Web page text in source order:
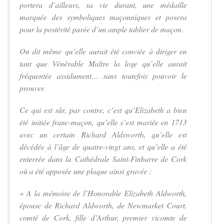
portera d’ailleurs, sa vie durant, une médaille
marquée des symboliques maçonniques et posera
pour la postérité parée d’un ample tablier de maçon.
On dit même qu’elle aurait été conviée à diriger en
tant que Vénérable Maître la loge qu’elle aurait
fréquentée assidument… sans toutefois pouvoir le
prouver.
Ce qui est sûr, par contre, c’est qu’Elizabeth a bien
été initiée franc-maçon, qu’elle s’est mariée en 1713
avec un certain Richard Aldsworth, qu’elle est
décédée à l’âge de quatre-vingt ans, et qu’elle a été
enterrée dans la Cathédrale Saint-Finbarre de Cork
où a été apposée une plaque ainsi gravée :
« A la mémoire de l’Honorable Elizabeth Aldworth,
épouse de Richard Aldworth, de Newmarket Court,
comté de Cork, fille d’Arthur, premier vicomte de